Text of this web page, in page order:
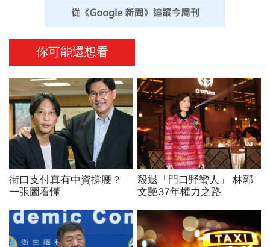
你可能還想看
街口支付真有中資撐腰？
一張圖看懂
殺退「門口野蠻人」 林郭
文艷37年權力之路